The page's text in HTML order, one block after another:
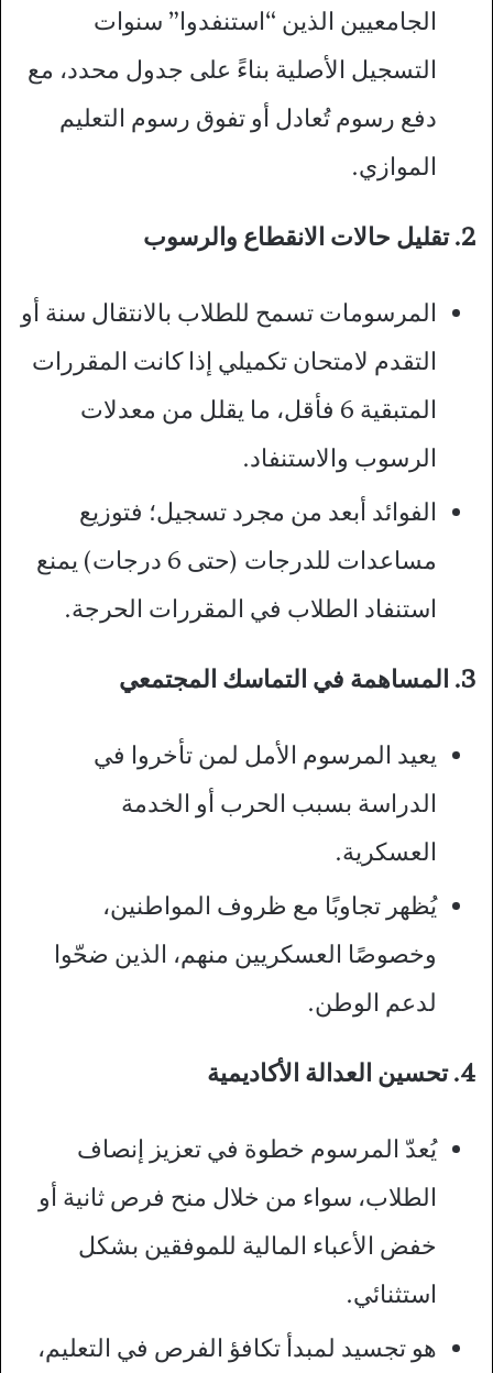
الجامعيين الذين “استنفدوا” سنوات
التسجيل الأصلية بناءً على جدول محدد، مع
دفع رسوم تُعادل أو تفوق رسوم التعليم
الموازي.
2. تقليل حالات الانقطاع والرسوب
المرسومات تسمح للطلاب بالانتقال سنة أو
التقدم لامتحان تكميلي إذا كانت المقررات
المتبقية 6 فأقل، ما يقلل من معدلات
الرسوب والاستنفاد.
الفوائد أبعد من مجرد تسجيل؛ فتوزيع
مساعدات للدرجات (حتى 6 درجات) يمنع
استنفاد الطلاب في المقررات الحرجة.
3. المساهمة في التماسك المجتمعي
يعيد المرسوم الأمل لمن تأخروا في
الدراسة بسبب الحرب أو الخدمة
العسكرية.
يُظهر تجاوبًا مع ظروف المواطنين،
وخصوصًا العسكريين منهم، الذين ضحّوا
لدعم الوطن.
4. تحسين العدالة الأكاديمية
يُعدّ المرسوم خطوة في تعزيز إنصاف
الطلاب، سواء من خلال منح فرص ثانية أو
خفض الأعباء المالية للموفقين بشكل
استثنائي.
هو تجسيد لمبدأ تكافؤ الفرص في التعليم،